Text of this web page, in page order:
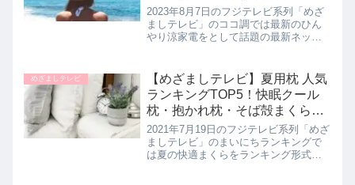
2023年8月7日のフジテレビ系列「めざ
ましテレビ」のココ調では最新のひん
やり涼家電をとして話題の最新ネック
ざましテレビ記事一覧はこちらひんや
り涼しい！最新ネック...
めざましテレビ
【めざましテレビ】夏用枕 人気
ランキングTOP5！快眠クール
枕・抱かれ枕・そば殻まくらな
ど｜まいにちランキング｜7月
19日
2021年7月19日のフジテレビ系列「めざ
ましテレビ」のまいにちランキングで
は夏の快適まくらをランキング形式で5